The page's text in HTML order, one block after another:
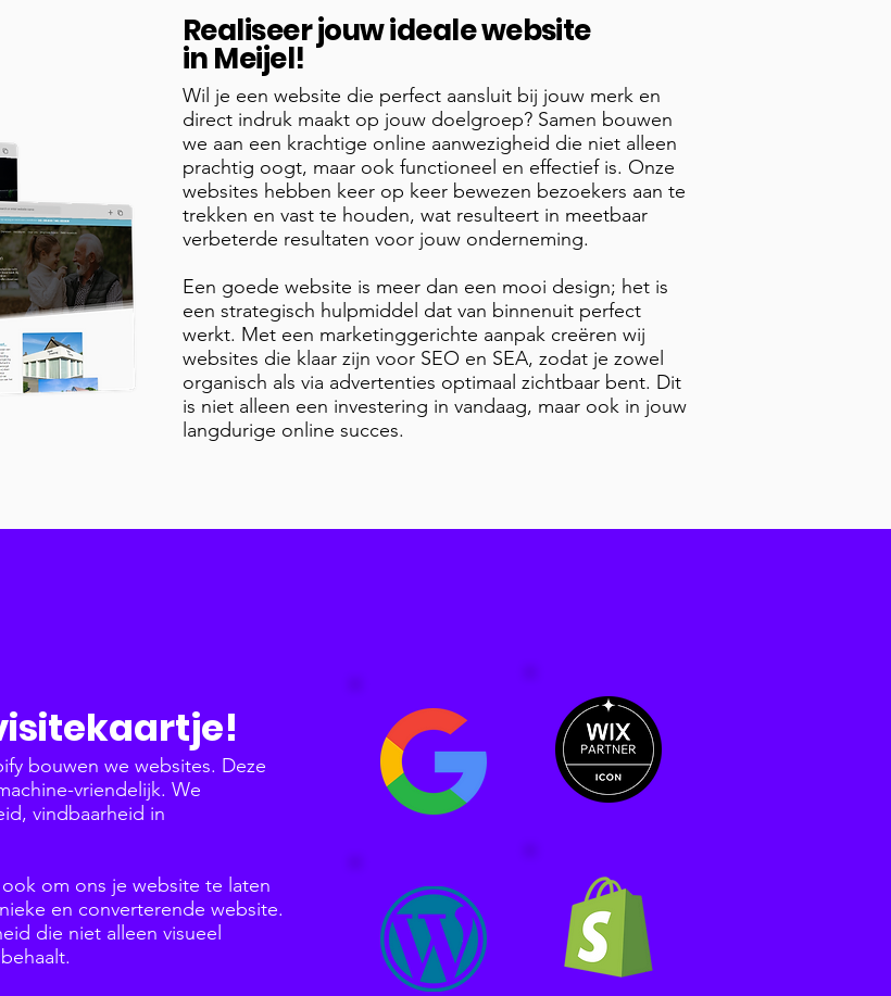
Realiseer jouw ideale website
in Meijel!
Wil je een website die perfect aansluit bij jouw merk en
direct indruk maakt op jouw doelgroep? Samen bouwen
we aan een krachtige online aanwezigheid die niet alleen
prachtig oogt, maar ook functioneel en effectief is. Onze
websites hebben keer op keer bewezen bezoekers aan te
trekken en vast te houden, wat resulteert in meetbaar
verbeterde resultaten voor jouw onderneming.
Een goede website is meer dan een mooi design; het is
een strategisch hulpmiddel dat van binnenuit perfect
werkt. Met een marketinggerichte aanpak creëren wij
websites die klaar zijn voor SEO en SEA, zodat je zowel
organisch als via advertenties optimaal zichtbaar bent. Dit
is niet alleen een investering in vandaag, maar ook in jouw
langdurige online succes.
bouwen we websites. Deze
vriendelijk. We
vindbaarheid in
om ons je website te laten
en converterende website.
die niet alleen visueel